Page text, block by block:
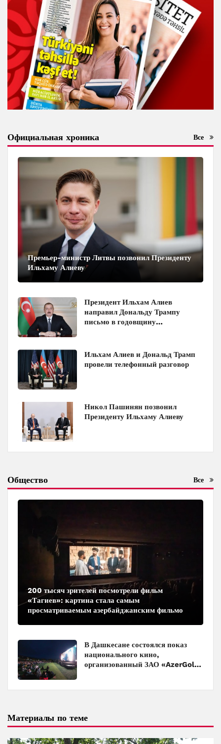
Официальная хроника Все
Премьер-министр Литвы позвонил Президенту
Ильхаму Алиеву
Президент Ильхам Алиев
направил Дональду Трампу
письмо в годовщину
Ильхам Алиев и Дональд Трамп
провели телефонный разговор
Никол Пашинян позвонил
Президенту Ильхаму Алиеву
Общество Все
200 тысяч зрителей посмотрели фильм
«Тагиев»: картина стала самым
просматриваемым азербайджанским фильмом
В Дашкесане состоялся показ
национального кино,
организованный ЗАО «AzerGold»
Материалы по теме